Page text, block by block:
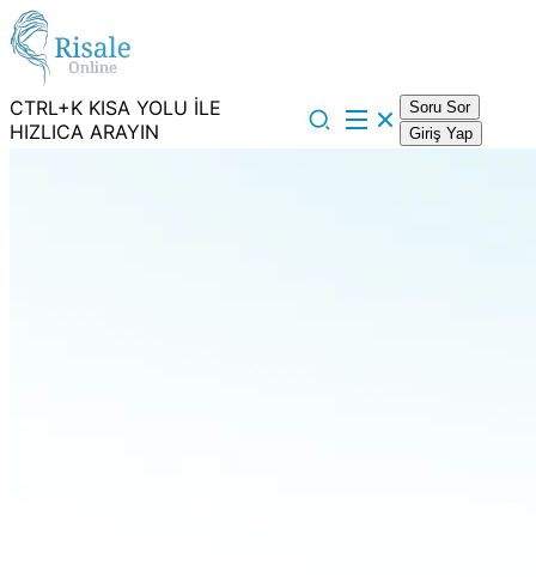
CTRL+K KISA YOLU İLE
HIZLICA ARAYIN
Soru Sor
Giriş Yap